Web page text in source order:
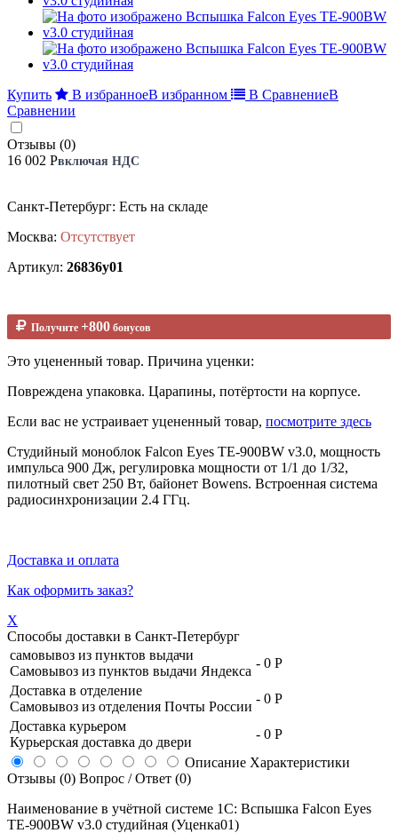
Купить В избранноеВ избранном В СравнениеВ
Сравнении
Отзывы (0)
16 002 Рвключая НДС
Санкт-Петербург: Есть на складе
Москва: Отсутствует
Артикул: 26836у01
Получите +800 бонусов
Это уцененный товар. Причина уценки:
Повреждена упаковка. Царапины, потёртости на корпусе.
Если вас не устраивает уцененный товар, посмотрите здесь
Студийный моноблок Falcon Eyes TE-900BW v3.0, мощность
импульса 900 Дж, регулировка мощности от 1/1 до 1/32,
пилотный свет 250 Вт, байонет Bowens. Встроенная система
радиосинхронизации 2.4 ГГц.
Доставка и оплата
Как оформить заказ?
X
Способы доставки в Санкт-Петербург
самовывоз из пунктов выдачи
Самовывоз из пунктов выдачи Яндекса
- 0 Р
Доставка в отделение
Самовывоз из отделения Почты России
- 0 Р
Доставка курьером
Курьерская доставка до двери
- 0 Р
Описание Характеристики
Отзывы (0) Вопрос / Ответ (0)
Наименование в учётной системе 1С: Вспышка Falcon Eyes
TE-900BW v3.0 студийная (Уценка01)